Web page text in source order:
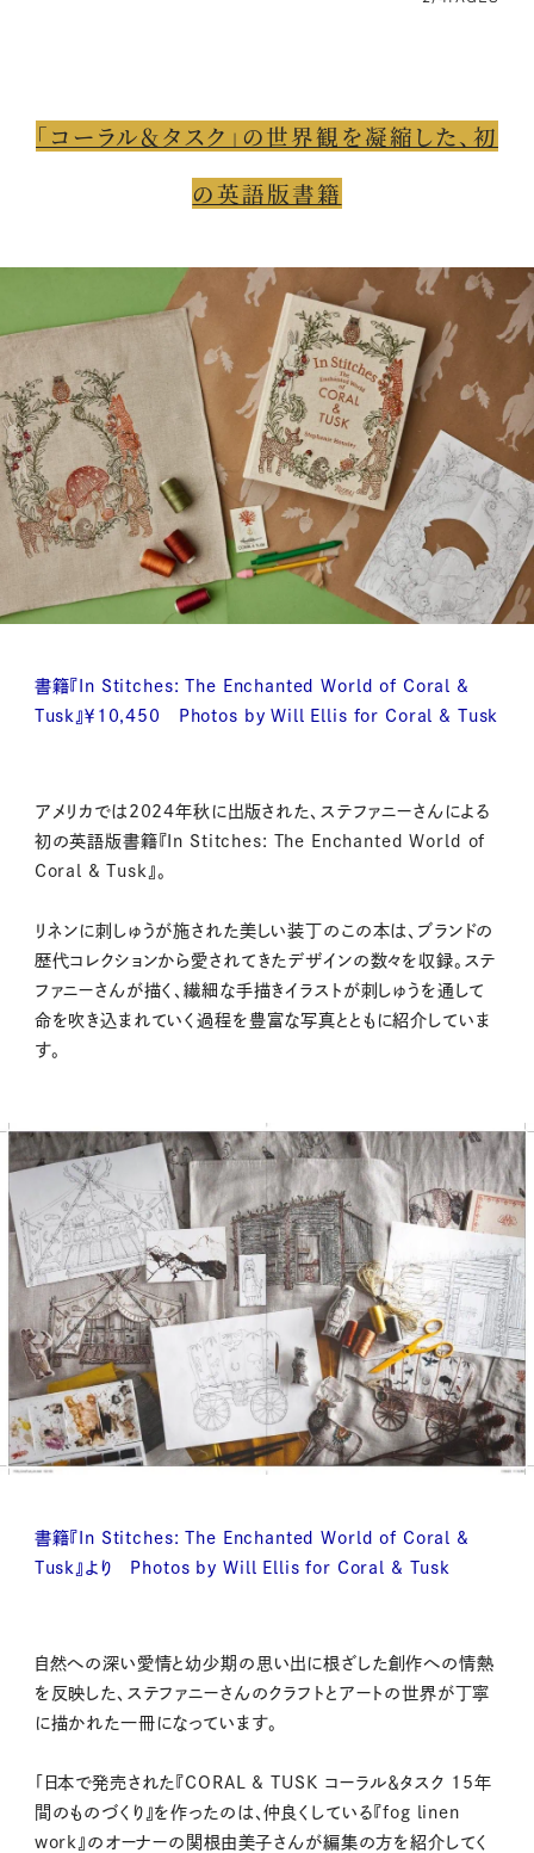
「コーラル＆タスク」の世界観を凝縮した、初
の英語版書籍
書籍『In Stitches: The Enchanted World of Coral &
Tusk』￥10,450 Photos by Will Ellis for Coral & Tusk
アメリカでは2024年秋に出版された、ステファニーさんによる
初の英語版書籍『In Stitches: The Enchanted World of
Coral & Tusk』。
リネンに刺しゅうが施された美しい装丁のこの本は、ブランドの
歴代コレクションから愛されてきたデザインの数々を収録。ステ
ファニーさんが描く、繊細な手描きイラストが刺しゅうを通して
命を吹き込まれていく過程を豊富な写真とともに紹介していま
す。
書籍『In Stitches: The Enchanted World of Coral &
Tusk』より Photos by Will Ellis for Coral & Tusk
自然への深い愛情と幼少期の思い出に根ざした創作への情熱
を反映した、ステファニーさんのクラフトとアートの世界が丁寧
に描かれた一冊になっています。
「日本で発売された『CORAL & TUSK コーラル＆タスク 15年
間のものづくり』を作ったのは、仲良くしている『fog linen
work』のオーナーの関根由美子さんが編集の方を紹介してく